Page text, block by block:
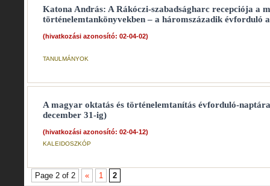
Katona András: A Rákóczi-szabadságharc recepciója a
történelemtankönyvekben – a háromszázadik évforduló
(hivatkozási azonosító: 02-04-02)
TANULMÁNYOK
A magyar oktatás és történelemtanítás évforduló-
december 31-ig)
(hivatkozási azonosító: 02-04-12)
KALEIDOSZKÓP
Page 2 of 2 « 1 2